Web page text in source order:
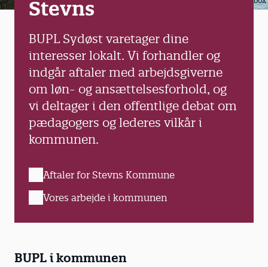
Stevns
BUPL Sydøst varetager dine
interesser lokalt. Vi forhandler og
indgår aftaler med arbejdsgiverne
om løn- og ansættelsesforhold, og
vi deltager i den offentlige debat om
pædagogers og lederes vilkår i
kommunen.
Aftaler for Stevns Kommune
Vores arbejde i kommunen
BUPL i kommunen